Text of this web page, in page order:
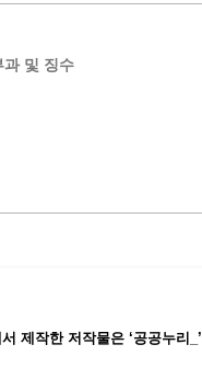
및 징수
제작한 저작물은 ‘공공누리_’